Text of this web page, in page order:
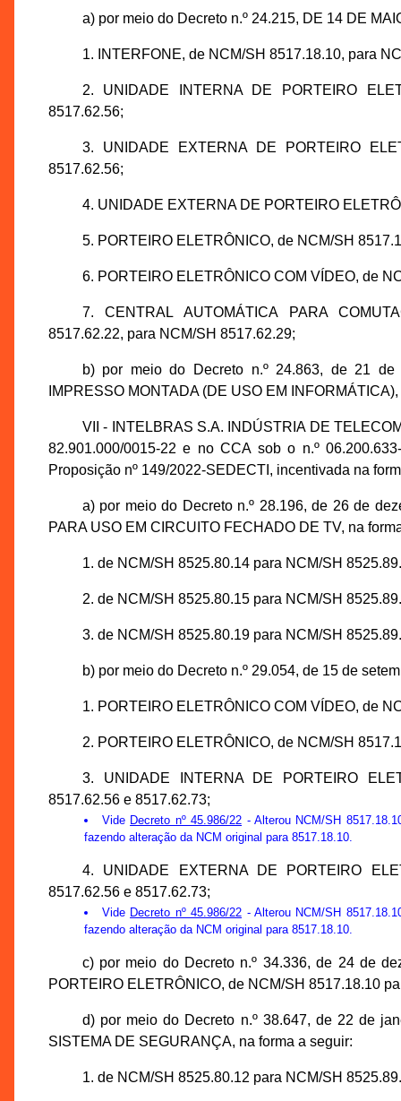
a) por meio do Decreto n.º 24.215, DE 14 DE
1. INTERFONE, de NCM/SH 8517.18.10, para
2. UNIDADE INTERNA DE PORTEIRO
8517.62.56;
3. UNIDADE EXTERNA DE PORTEIRO
8517.62.56;
4. UNIDADE EXTERNA DE PORTEIRO
5. PORTEIRO ELETRÔNICO, de NCM/SH
6. PORTEIRO ELETRÔNICO COM VÍDEO, de
7. CENTRAL AUTOMÁTICA PARA
8517.62.22, para NCM/SH 8517.62.29;
b) por meio do Decreto n.º 24.863, de 21
IMPRESSO MONTADA (DE USO EM
VII - INTELBRAS S.A. INDÚSTRIA DE
82.901.000/0015-22 e no CCA sob o n.º
Proposição nº 149/2022-SEDECTI, incentivada na
a) por meio do Decreto n.º 28.196, de 26 de
PARA USO EM CIRCUITO FECHADO DE TV, na
1. de NCM/SH 8525.80.14 para NCM/SH
2. de NCM/SH 8525.80.15 para NCM/SH
3. de NCM/SH 8525.80.19 para NCM/SH
b) por meio do Decreto n.º 29.054, de 15 de
1. PORTEIRO ELETRÔNICO COM VÍDEO, de
2. PORTEIRO ELETRÔNICO, de NCM/SH
3. UNIDADE INTERNA DE PORTEIRO
8517.62.56 e 8517.62.73;
Vide Decreto nº 45.986/22 - Alterou NCM/SH
fazendo alteração da NCM original para 8517.18.10.
4. UNIDADE EXTERNA DE PORTEIRO
8517.62.56 e 8517.62.73;
Vide Decreto nº 45.986/22 - Alterou NCM/SH
fazendo alteração da NCM original para 8517.18.10.
c) por meio do Decreto n.º 34.336, de 24 de
PORTEIRO ELETRÔNICO, de NCM/SH 8517.18.10
d) por meio do Decreto n.º 38.647, de 22 de
SISTEMA DE SEGURANÇA, na forma a seguir:
1. de NCM/SH 8525.80.12 para NCM/SH